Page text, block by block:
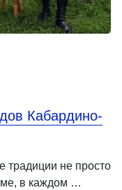
Кабардино-
традиции не просто
в каждом …